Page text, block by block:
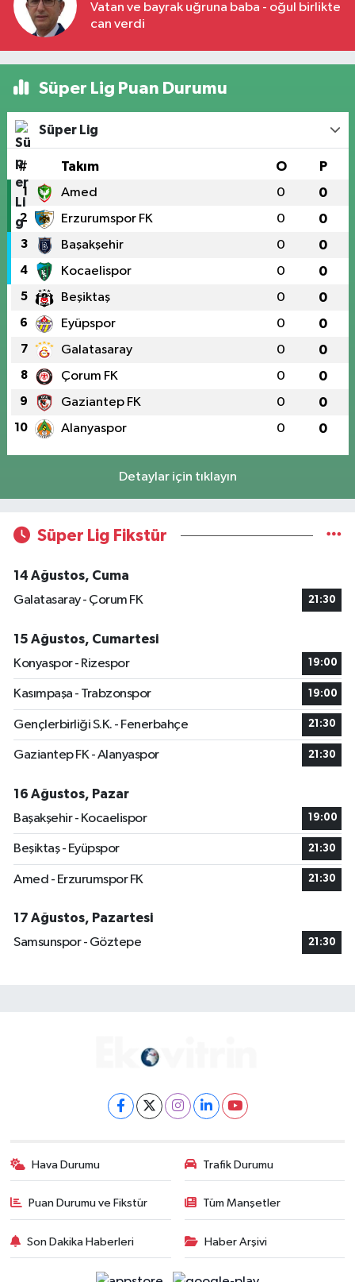
Vatan ve bayrak uğruna baba - oğul birlikte
can verdi
Süper Lig Puan Durumu
Süper Lig
# Takım O P
1 Amed 0 0
2 Erzurumspor FK 0 0
3 Başakşehir 0 0
4 Kocaelispor 0 0
5 Beşiktaş 0 0
6 Eyüpspor 0 0
7 Galatasaray 0 0
8 Çorum FK 0 0
9 Gaziantep FK 0 0
10 Alanyaspor 0 0
Detaylar için tıklayın
Süper Lig Fikstür
14 Ağustos, Cuma
Galatasaray - Çorum FK
21:30
15 Ağustos, Cumartesi
Konyaspor - Rizespor
19:00
Kasımpaşa - Trabzonspor 19:00
Gençlerbirliği S.K. - Fenerbahçe 21:30
Gaziantep FK - Alanyaspor 21:30
16 Ağustos, Pazar
Başakşehir - Kocaelispor
19:00
Beşiktaş - Eyüpspor 21:30
Amed - Erzurumspor FK 21:30
17 Ağustos, Pazartesi
Samsunspor - Göztepe
21:30
Hava Durumu Trafik Durumu
Puan Durumu ve Fikstür Tüm Manşetler
Son Dakika Haberleri Haber Arşivi